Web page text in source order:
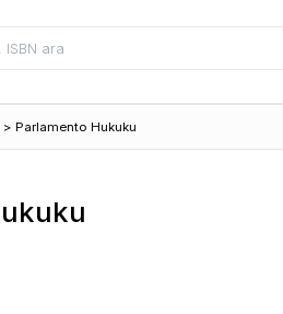
> Parlamento Hukuku